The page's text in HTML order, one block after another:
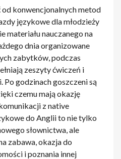
konwencjonalnych metod
językowe dla młodzieży
materiału nauczanego na
dnia organizowane
zabytków, podczas
zeszyty ćwiczeń i
Po godzinach goszczeni są
czemu mają okazję
z native
do Anglii to nie tylko
słownictwa, ale
zabawa, okazja do
i poznania innej